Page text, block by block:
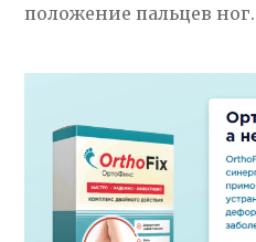
положение пальцев ног.